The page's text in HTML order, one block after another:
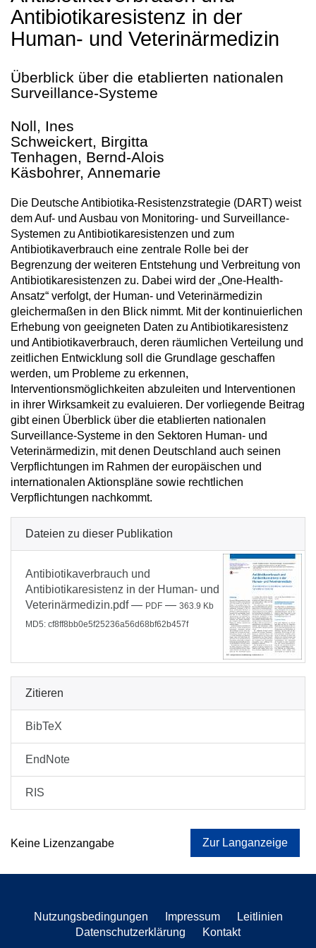
Antibiotikaresistenz in der
Human- und Veterinärmedizin
Überblick über die etablierten nationalen
Surveillance-Systeme
Noll, Ines
Schweickert, Birgitta
Tenhagen, Bernd-Alois
Käsbohrer, Annemarie
Die Deutsche Antibiotika-Resistenzstrategie (DART) weist
dem Auf- und Ausbau von Monitoring- und Surveillance-
Systemen zu Antibiotikaresistenzen und zum
Antibiotikaverbrauch eine zentrale Rolle bei der
Begrenzung der weiteren Entstehung und Verbreitung von
Antibiotikaresistenzen zu. Dabei wird der „One-Health-
Ansatz“ verfolgt, der Human- und Veterinärmedizin
gleichermaßen in den Blick nimmt. Mit der kontinuierlichen
Erhebung von geeigneten Daten zu Antibiotikaresistenz
und Antibiotikaverbrauch, deren räumlichen Verteilung und
zeitlichen Entwicklung soll die Grundlage geschaffen
werden, um Probleme zu erkennen,
Interventionsmöglichkeiten abzuleiten und Interventionen
in ihrer Wirksamkeit zu evaluieren. Der vorliegende Beitrag
gibt einen Überblick über die etablierten nationalen
Surveillance-Systeme in den Sektoren Human- und
Veterinärmedizin, mit denen Deutschland auch seinen
Verpflichtungen im Rahmen der europäischen und
internationalen Aktionspläne sowie rechtlichen
Verpflichtungen nachkommt.
Dateien zu dieser Publikation
Antibiotikaverbrauch und
Antibiotikaresistenz in der Human- und
Veterinärmedizin.pdf— PDF — 363.9 Kb
MD5: cf8ff8bb0e5f25236a56d68bf62b457f
Zitieren
BibTeX
EndNote
RIS
Keine Lizenzangabe Zur Langanzeige
Nutzungsbedingungen Impressum
Leitlinien
Datenschutzerklärung
Kontakt